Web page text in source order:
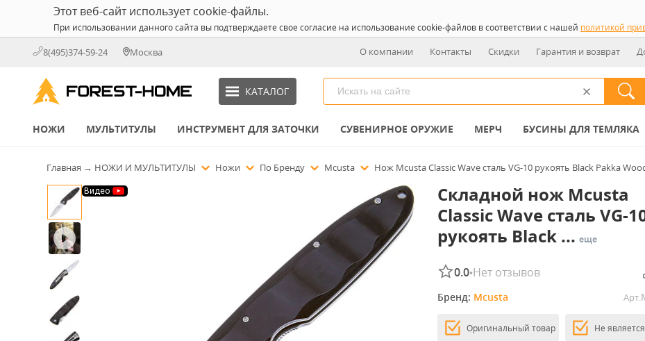
Этот веб-сайт использует cookie-файлы.
При использовании данного сайта вы подтверждаете свое согласие на использование cookie-файлов в соответствии с нашей политикой
8(495)374-59-24 Москва О компании Контакты Скидки Гарантия и возврат
КАТАЛОГ
НОЖИ МУЛЬТИТУЛЫ ИНСТРУМЕНТ ДЛЯ ЗАТОЧКИ СУВЕНИРНОЕ ОРУЖИЕ МЕРЧ БУСИНЫ ДЛЯ ТЕМЛЯКА
Главная → НОЖИ И МУЛЬТИТУЛЫ Ножи По Бренду Mcusta Нож Mcusta Classic Wave сталь VG-10 рукоять Black Pakka
Видео
Складной нож Mcusta
Classic Wave сталь VG-
рукоять Black ... еще
0.0•Нет отзывов
Бренд: Mcusta Арт.
Оригинальный товар Не